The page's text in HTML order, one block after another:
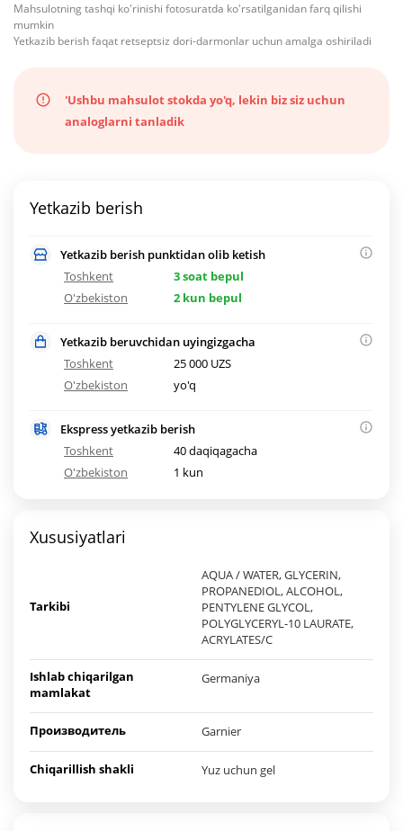
Mahsulotning tashqi ko'rinishi fotosuratda ko'rsatilganidan farq qilishi
mumkin
Yetkazib berish faqat retseptsiz dori-darmonlar uchun amalga oshiriladi
'Ushbu mahsulot stokda yo'q, lekin biz siz uchun
analoglarni tanladik
Yetkazib berish
Yetkazib berish punktidan olib ketish
Toshkent
3 soat bepul
O'zbekiston
2 kun bepul
Yetkazib beruvchidan uyingizgacha
Toshkent
25 000 UZS
O'zbekiston
yo'q
Ekspress yetkazib berish
Toshkent
40 daqiqagacha
O'zbekiston
1 kun
Xususiyatlari
Tarkibi
AQUA / WATER, GLYCERIN,
PROPANEDIOL, ALCOHOL,
PENTYLENE GLYCOL,
POLYGLYCERYL-10 LAURATE,
ACRYLATES/C
Ishlab chiqarilgan
mamlakat
Germaniya
Производитель Garnier
Chiqarillish shakli Yuz uchun gel